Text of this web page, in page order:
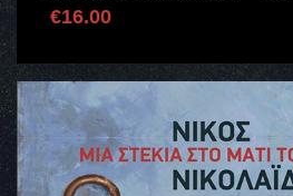
€16.00